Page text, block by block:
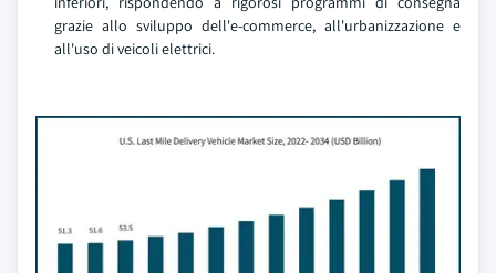
grazie allo sviluppo dell'e-commerce, all'urbanizzazione e
all'uso di veicoli elettrici.